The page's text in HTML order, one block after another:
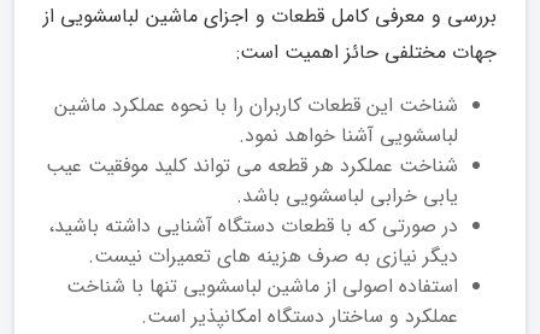
بررسی و معرفی کامل قطعات و اجزای ماشین لباسشویی از
جهات مختلفی حائز اهمیت است:
شناخت این قطعات کاربران را با نحوه عملکرد ماشین
لباسشویی آشنا خواهد نمود.
شناخت عملکرد هر قطعه می تواند کلید موفقیت عیب
یابی خرابی لباسشویی باشد.
در صورتی که با قطعات دستگاه آشنایی داشته باشید،
دیگر نیازی به صرف هزینه های تعمیرات نیست.
استفاده اصولی از ماشین لباسشویی تنها با شناخت
عملکرد و ساختار دستگاه امکانپذیر است.